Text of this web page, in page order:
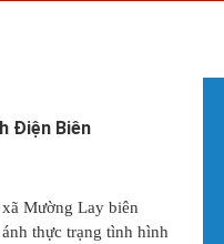
2020 - SỐ 02
Điện Biên
Mường Lay biên
thực trạng tình hình